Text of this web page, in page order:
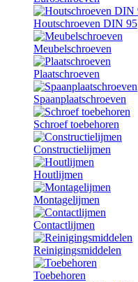
Houtschroeven DIN 95
Meubelschroeven
Plaatschroeven
Spaanplaatschroeven
Schroef toebehoren
Constructielijmen
Houtlijmen
Montagelijmen
Contactlijmen
Reinigingsmiddelen
Toebehoren